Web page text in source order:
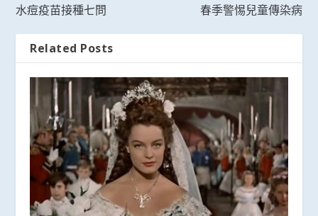
水痘疫苗接種七問 春季警惕兒童傳染病
Related Posts